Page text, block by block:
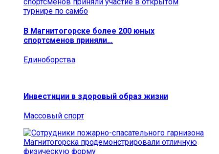
В Магнитогорске более 200 юных
спортсменов приняли…
Единоборства
Инвестиции в здоровый образ жизни
Массовый спорт